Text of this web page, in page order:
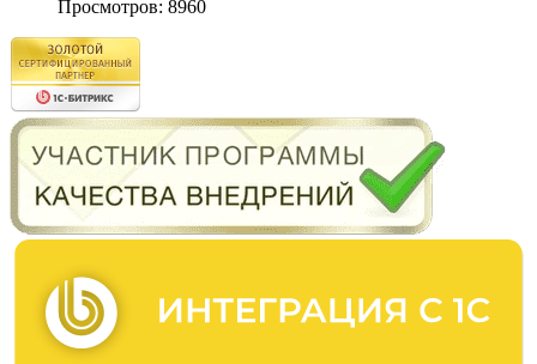
Просмотров: 8960